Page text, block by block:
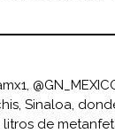
,
Sinaloa,
de